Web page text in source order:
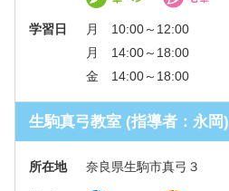
学習日
月 10:00～12:00
月 14:00～18:00
金 14:00～18:00
生駒真弓教室 (指導者：永岡)
所在地 奈良県生駒市真弓３